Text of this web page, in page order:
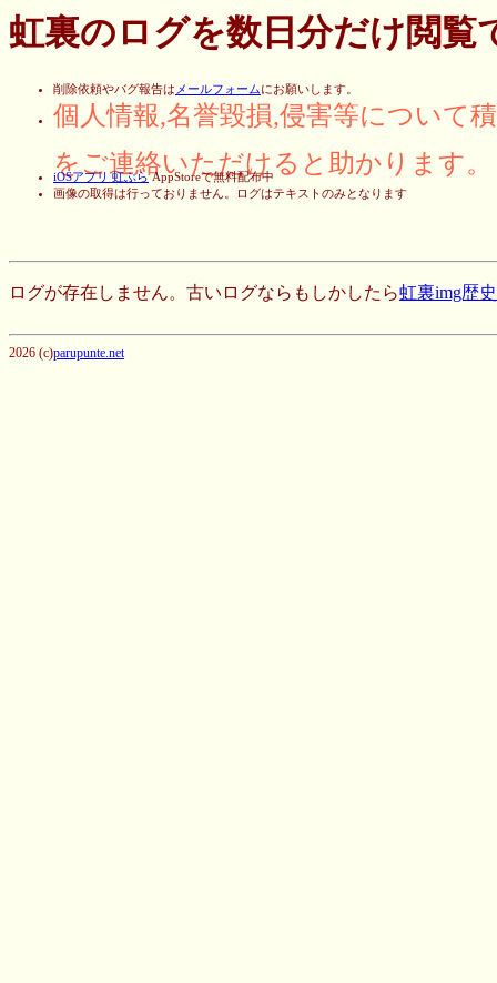
虹裏のログを数日分だけ閲覧
削除依頼やバグ報告はメールフォームにお願いします。
個人情報,名誉毀損,侵害等について
をご連絡いただけると助かります。
iOSアプリ 虹ぶらAppStoreで無料配布中
画像の取得は行っておりません。ログはテキストのみとなります
ログが存在しません。古いログならもしかしたら虹裏img歴
2026 (c)parupunte.net